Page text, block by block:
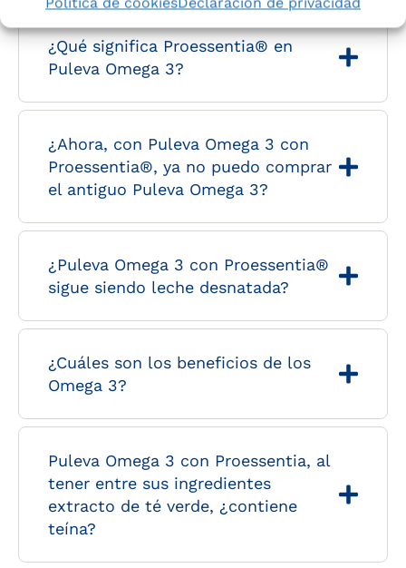
¿Qué significa Proessentia® en
Puleva Omega 3?
¿Ahora, con Puleva Omega 3 con
Proessentia®, ya no puedo comprar
el antiguo Puleva Omega 3?
¿Puleva Omega 3 con Proessentia®
sigue siendo leche desnatada?
¿Cuáles son los beneficios de los
Omega 3?
Puleva Omega 3 con Proessentia, al
tener entre sus ingredientes
extracto de té verde, ¿contiene
teína?